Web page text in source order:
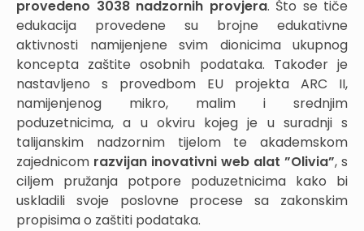
provedeno 3038 nadzornih provjera. Što se tiče
edukacija provedene su brojne edukativne
aktivnosti namijenjene svim dionicima ukupnog
koncepta zaštite osobnih podataka. Također je
nastavljeno s provedbom EU projekta ARC II,
namijenjenog mikro, malim i srednjim
poduzetnicima, a u okviru kojeg je u suradnji s
talijanskim nadzornim tijelom te akademskom
zajednicom razvijan inovativni web alat ”Olivia”, s
ciljem pružanja potpore poduzetnicima kako bi
uskladili svoje poslovne procese sa zakonskim
propisima o zaštiti podataka.